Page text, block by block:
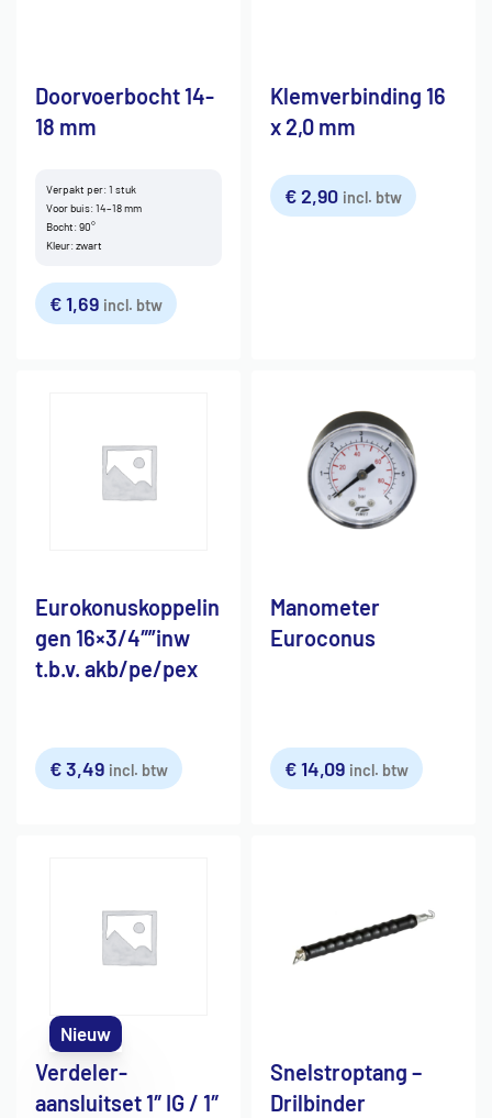
Doorvoerbocht 14-
18 mm
Verpakt per: 1 stuk
Voor buis: 14–18 mm
Bocht: 90°
Kleur: zwart
€1,69 incl. btw
Klemverbinding 16
x 2,0 mm
€2,90 incl. btw
Eurokonuskoppelin
gen 16×3/4″”inw
t.b.v. akb/pe/pex
€3,49 incl. btw
Manometer
Euroconus
€14,09 incl. btw
Nieuw
Verdeler-
aansluitset 1″ IG / 1″
Snelstroptang –
Drilbinder